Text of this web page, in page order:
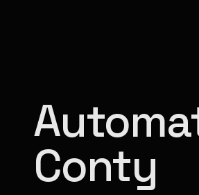
Conty